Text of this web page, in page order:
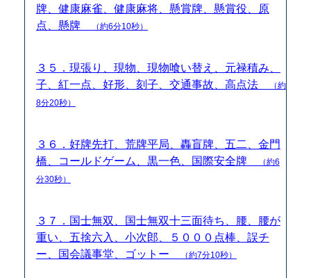
牌、健康麻雀、健康麻将、懸賞牌、懸賞役、原
点、懸牌
（約6分10秒）
３５．現張り、現物、現物喰い替え、元禄積み、
子、紅一点、好形、刻子、交通事故、高点法
（約
8分20秒）
３６．好牌先打、荒牌平局、轟盲牌、五二、金門
橋、コールドゲーム、黒一色、国際安全牌
（約6
分30秒）
３７．国士無双、国士無双十三面待ち、腰、腰が
重い、五捨六入、小次郎、５０００点棒、誤チ
ー、国会議事堂、ゴットー
（約7分10秒）